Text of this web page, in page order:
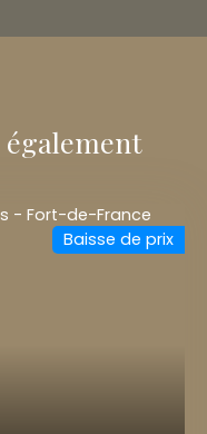
également
Baisse de prix